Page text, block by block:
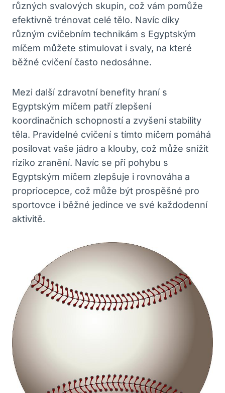
různých svalových skupin, což vám pomůže
efektivně trénovat celé tělo. Navíc díky
různým cvičebním technikám s Egyptským
míčem můžete stimulovat i svaly, na které
běžné cvičení často nedosáhne.
Mezi další zdravotní benefity hraní s
Egyptským míčem patří zlepšení
koordinačních schopností a zvyšení stability
těla. Pravidelné cvičení s tímto míčem pomáhá
posilovat vaše jádro a klouby, což může snížit
riziko zranění. Navíc se při pohybu s
Egyptským míčem zlepšuje i rovnováha a
propriocepce, což může být prospěšné pro
sportovce i běžné jedince ve své každodenní
aktivitě.